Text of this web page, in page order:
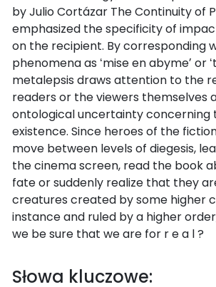
by Julio Cortázar The Continuity of
emphasized the specificity of
on the recipient. By corresponding
phenomena as ʻmise en abymeʼ or
metalepsis draws attention to the
readers or the viewers themselves
ontological uncertainty concerning
existence. Since heroes of the
move between levels of diegesis,
the cinema screen, read the book
fate or suddenly realize that they
creatures created by some higher
instance and ruled by a higher
we be sure that we are for r e a l ?
Słowa kluczowe: